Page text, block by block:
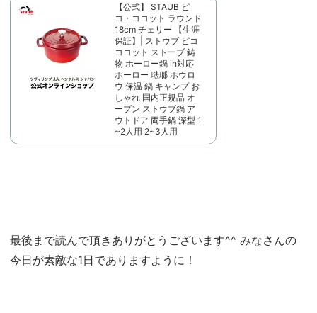
【公式】 STAUB ピ
コ・ココット ラウンド
18cm チェリー 【生涯
保証】| ストウブ ピコ
ココット ストーブ 鋳
物 ホーロー鍋 ih対応
ホーロー 琺瑯 ホウロ
ウ 保温 鍋 キャンプ お
しゃれ 国内正規品 オ
ーブン ストウブ鍋 ア
ウトドア 両手鍋 深型 1
~2人用 2~3人用
最後まで読んで頂きありがとうございます^^ みなさんの
今日が素敵な1日でありますように！